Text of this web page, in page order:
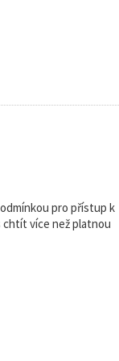
pro přístup k
chtít více než platnou